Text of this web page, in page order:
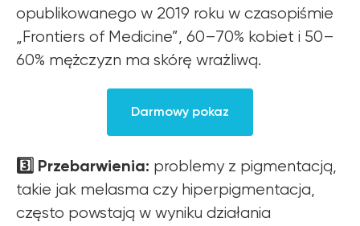
opublikowanego w 2019 roku w czasopiśmie
„Frontiers of Medicine”, 60–70% kobiet i 50–
60% mężczyzn ma skórę wrażliwą.
Darmowy pokaz
3️⃣ Przebarwienia: problemy z pigmentacją,
takie jak melasma czy hiperpigmentacja,
często powstają w wyniku działania